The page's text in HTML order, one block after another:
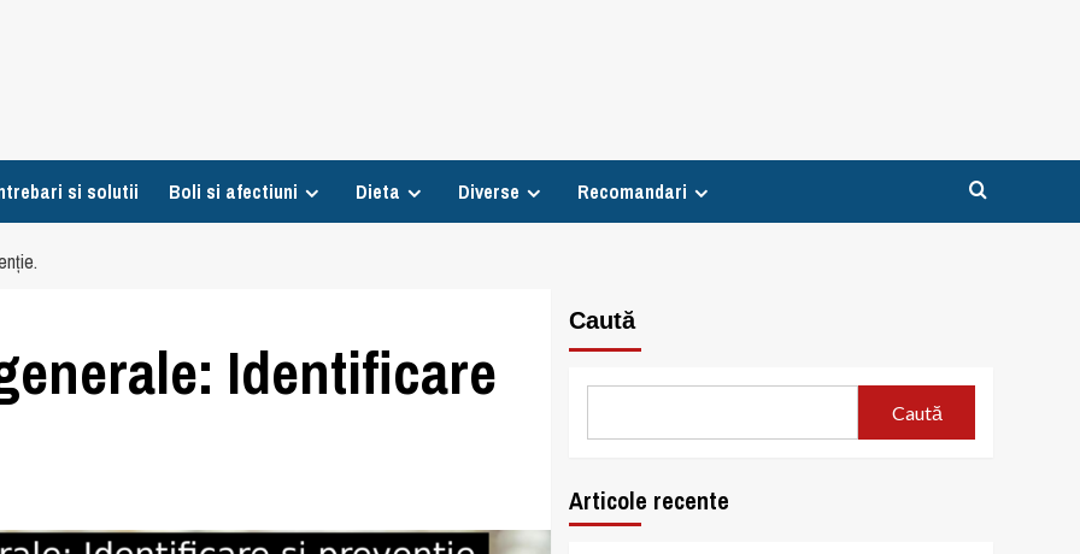
si solutii Boli si afectiuni Dieta Diverse Recomandari
Identificare
Caută
Caută
Articole recente